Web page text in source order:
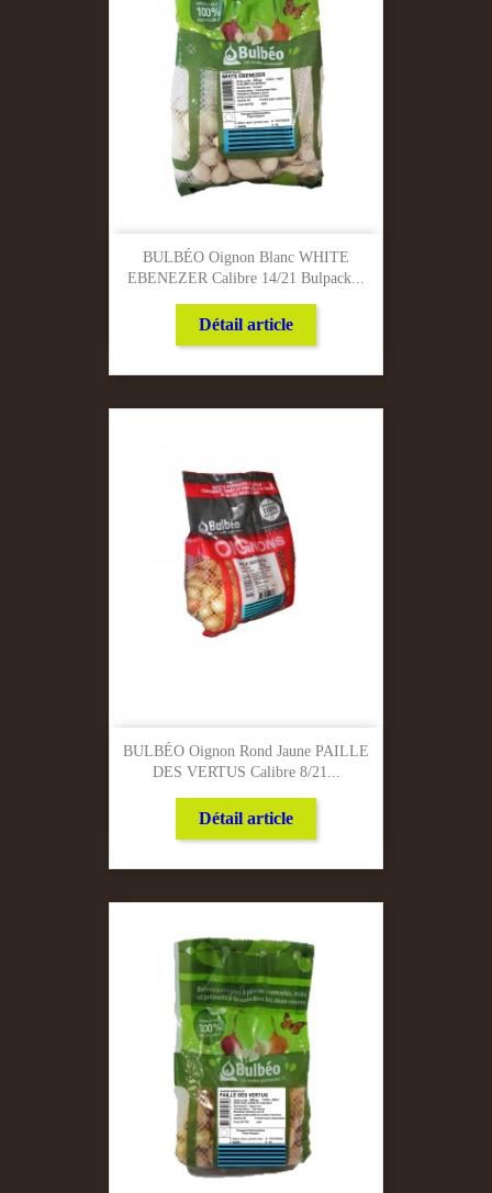
BULBÉO Oignon Blanc WHITE
EBENEZER Calibre 14/21 Bulpack...
Détail article
BULBÉO Oignon Rond Jaune PAILLE
DES VERTUS Calibre 8/21...
Détail article